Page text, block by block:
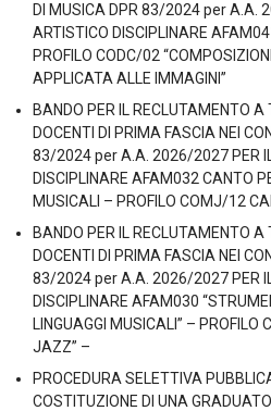
DI MUSICA DPR 83/2024 per A.A.
ARTISTICO DISCIPLINARE
PROFILO CODC/02
APPLICATA ALLE IMMAGINI”
BANDO PER IL RECLUTAMENTO A
DOCENTI DI PRIMA FASCIA NEI
83/2024 per A.A. 2026/2027 PER
DISCIPLINARE AFAM032 CANTO
MUSICALI – PROFILO COMJ/12
BANDO PER IL RECLUTAMENTO A
DOCENTI DI PRIMA FASCIA NEI
83/2024 per A.A. 2026/2027 PER
DISCIPLINARE AFAM030
LINGUAGGI MUSICALI” – PROFILO
JAZZ” –
PROCEDURA SELETTIVA
COSTITUZIONE DI UNA